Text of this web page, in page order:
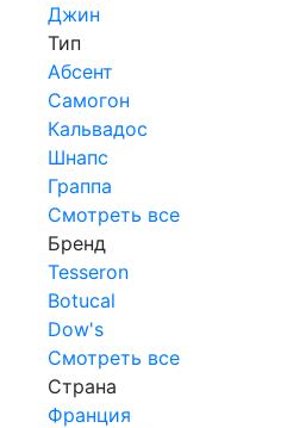
Джин
Тип
Абсент
Самогон
Кальвадос
Шнапс
Граппа
Смотреть все
Бренд
Tesseron
Botucal
Dow's
Смотреть все
Страна
Франция